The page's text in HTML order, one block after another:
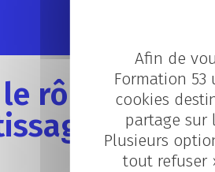
rôle du
?
Afin de
Formation
cookies
partage sur
Plusieurs
tout refuser